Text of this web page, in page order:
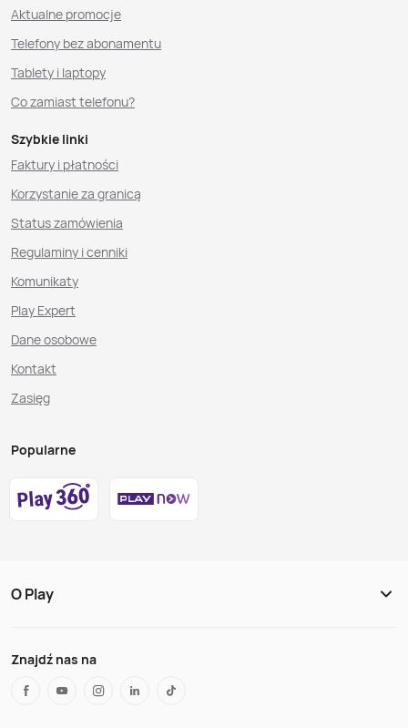
Aktualne promocje
Telefony bez abonamentu
Tablety i laptopy
Co zamiast telefonu?
Szybkie linki
Faktury i płatności
Korzystanie za granicą
Status zamówienia
Regulaminy i cenniki
Komunikaty
Play Expert
Dane osobowe
Kontakt
Zasięg
Popularne
O Play
Znajdź nas na